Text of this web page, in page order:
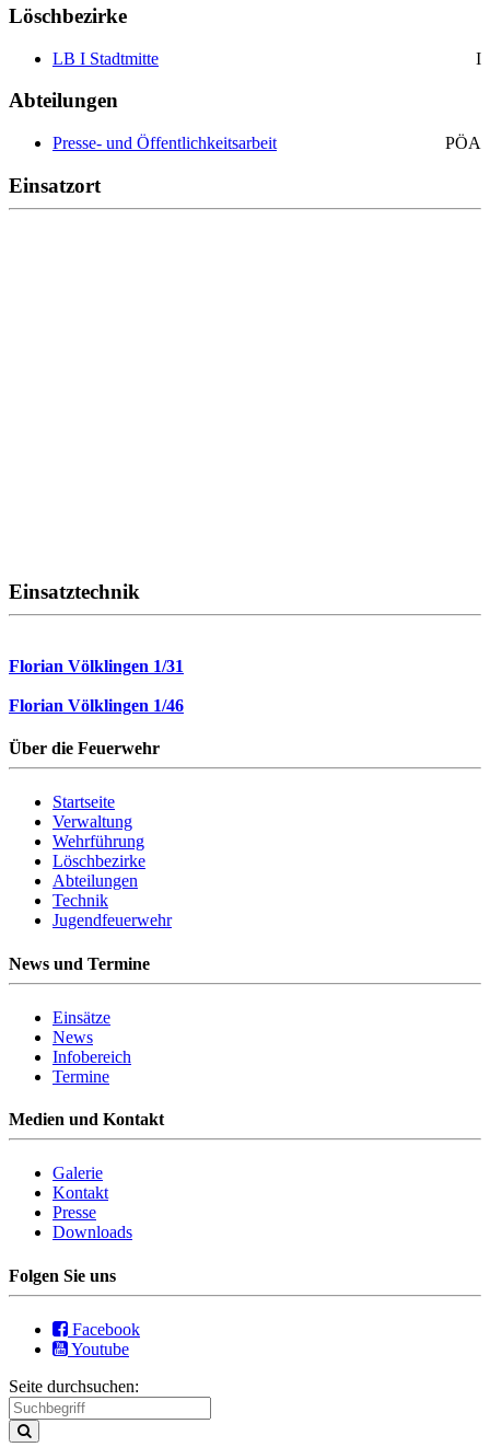
Löschbezirke
LB I Stadtmitte I
Abteilungen
Presse- und Öffentlichkeitsarbeit PÖA
Einsatzort
Einsatztechnik
Florian Völklingen 1/31
Florian Völklingen 1/46
Über die Feuerwehr
Startseite
Verwaltung
Wehrführung
Löschbezirke
Abteilungen
Technik
Jugendfeuerwehr
News und Termine
Einsätze
News
Infobereich
Termine
Medien und Kontakt
Galerie
Kontakt
Presse
Downloads
Folgen Sie uns
Facebook
Youtube
Seite durchsuchen: